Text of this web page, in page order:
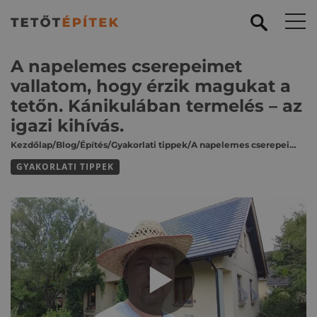
A napelemes cserepeimet
vallatom, hogy érzik magukat a
tetőn. Kánikulában termelés – az
igazi kihívás.
Kezdőlap/Blog/Építés/Gyakorlati tippek/ A napelemes cserepeimet vallatom, hogy érzik magukat a tetőn. Kánikulában termelés – az igazi kihívás.
GYAKORLATI TIPPEK